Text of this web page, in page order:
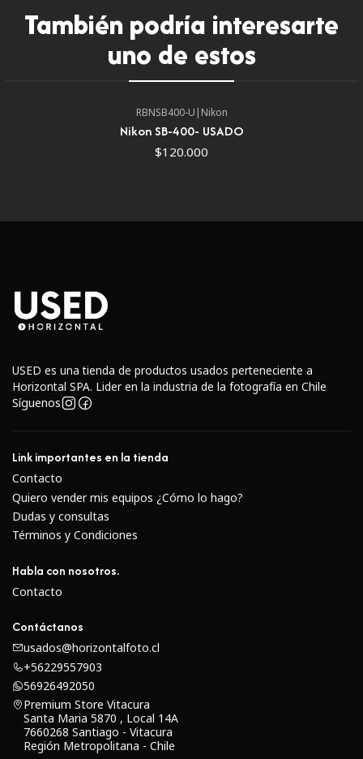
con las cámaras Nikon y es compatible con flash
automático Canon i-TTL. que soporta multi función /
estroboscópica flash, así como de auto y función de zoom
manual con una cobertura del flash, de 24 a 105 mm. Con
Usted puede lograr fácilmente una exposición correcta
con flash, incluso en un complejo entorno de iluminación
También podría interesarte
uno de estos
RBNSB400-U | Nikon
Nikon SB-400- USADO
$120.000
USED es una tienda de productos usados perteneciente a
Horizontal SPA. Lider en la industria de la fotografía en Chile
Síguenos
Link importantes en la tienda
Contacto
Quiero vender mis equipos ¿Cómo lo hago?
Dudas y consultas
Términos y Condiciones
Habla con nosotros.
Contacto
Contáctanos
usados@horizontalfoto.cl
+56229557903
56926492050
Premium Store Vitacura
Santa Maria 5870 , Local 14A
7660268 Santiago - Vitacura
Región Metropolitana - Chile